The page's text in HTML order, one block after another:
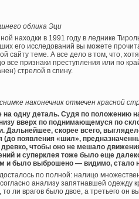
облика Эци
находки в 1991 году в леднике
его исследований вы можете
сайту теме. А все дело в том, что,
все признаки преступления или по
стрелой в спину.
наконечник отмечен красной
на одну деталь. Судя по положению
вверх по поднимающемуся по
Дальнейшее, скорее всего,
(до появления «шил»,
чтобы оно не мешало
и суперклея тоже было еще
и было выброшено — видимо, стало
по полной: налицо
анализу запятнавшей одежду
ли врагов было двое, а третьего он